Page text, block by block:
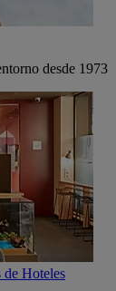
desde 1973
de Hoteles